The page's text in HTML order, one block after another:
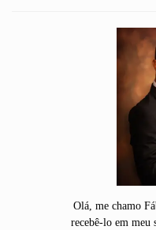
Olá, me chamo
recebê-lo em meu